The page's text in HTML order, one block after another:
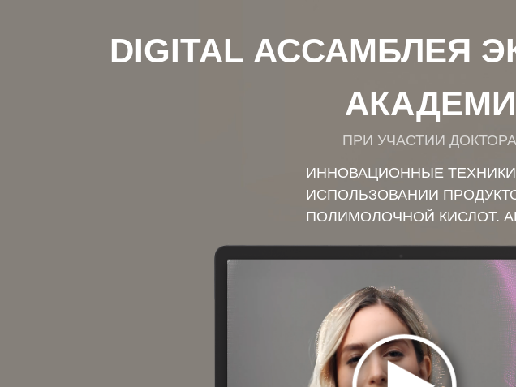
ИННОВАЦИОННЫЕ
ИСПОЛЬЗОВАНИИ
ПОЛИМОЛОЧНОЙ КИСЛОТ.
DIGITAL АССАМБЛЕЯ
ПРИ УЧАСТИИ